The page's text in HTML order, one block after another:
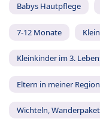
Babys Hautpflege
7-12 Monate
Kleinkinder im 3.
Eltern in meiner Region
Wichteln,